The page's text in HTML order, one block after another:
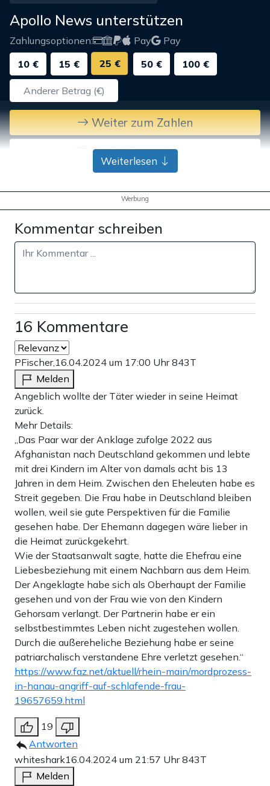
Apollo News unterstützen
Zahlungsoptionen: Pay
Pay
10 €
15 € 25 € 50 € 100 €
Weiter zum Zahlen
Bank-Überweisung
Weiterlesen
Werbung
Kommentar schreiben
16 Kommentare
PFischer, 16.04.2024 um 17:00 Uhr843T
Melden
Angeblich wollte der Täter wieder in seine Heimat
zurück.
Mehr Details:
„Das Paar war der Anklage zufolge 2022 aus
Afghanistan nach Deutschland gekommen und lebte
mit drei Kindern im Alter von damals acht bis 13
Jahren in dem Heim. Zwischen den Eheleuten habe es
Streit gegeben. Die Frau habe in Deutschland bleiben
wollen, weil sie gute Perspektiven für die Familie
gesehen habe. Der Ehemann dagegen wäre lieber in
die Heimat zurückgekehrt.
Wie der Staatsanwalt sagte, hatte die Ehefrau eine
Liebesbeziehung mit einem Nachbarn aus dem Heim.
Der Angeklagte habe sich als Oberhaupt der Familie
gesehen und von der Frau wie von den Kindern
Gehorsam verlangt. Der Partnerin habe er ein
selbstbestimmtes Leben nicht zugestehen wollen.
Durch die außereheliche Beziehung habe er seine
patriarchalisch verstandene Ehre verletzt gesehen.“
https://www.faz.net/aktuell/rhein-main/mordprozess-
in-hanau-angriff-auf-schlafende-frau-
19657659.html
19
Antworten
whiteshark16.04.2024 um 21:57 Uhr843T
Melden